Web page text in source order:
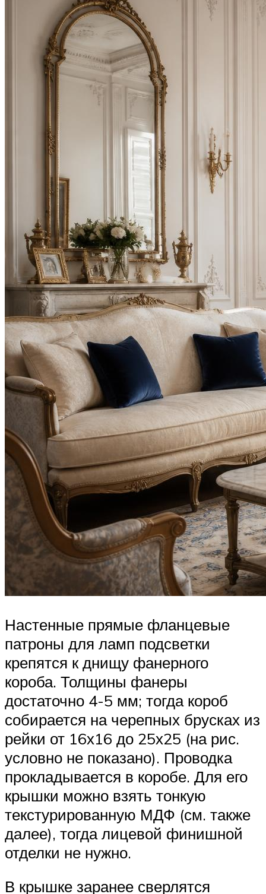
Настенные прямые фланцевые
патроны для ламп подсветки
крепятся к днищу фанерного
короба. Толщины фанеры
достаточно 4-5 мм; тогда короб
собирается на черепных брусках из
рейки от 16х16 до 25х25 (на рис.
условно не показано). Проводка
прокладывается в коробе. Для его
крышки можно взять тонкую
текстурированную МДФ (см. также
далее), тогда лицевой финишной
отделки не нужно.
В крышке заранее сверлятся